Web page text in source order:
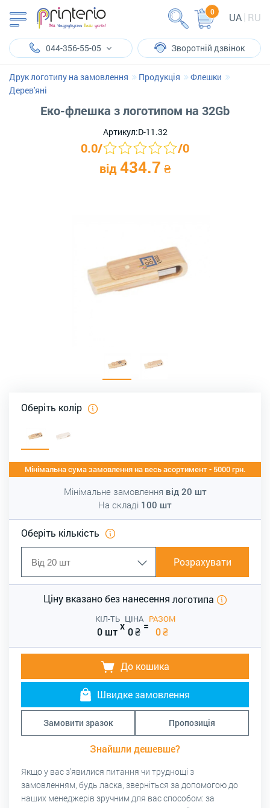
UA RU
0
044-356-55-05 Зворотній дзвінок
Друк логотипу на замовлення Продукція
Флешки
Дерев'яні
Еко-флешка з логотипом на 32Gb
Артикул:D-11.32
0.0/ /0
від434.7 ₴
Оберіть колір
Мінімальна сума замовлення на весь асортимент - 5000 грн.
Мінімальне замовлення від 20 шт
На складі 100 шт
Оберіть кількість
Розрахувати
Ціну вказано без нанесення логотипа
КІЛ-ТЬ
0 штx
ЦІНА
0₴ =
РАЗОМ
0₴
До кошика
Швидке замовлення
Замовити зразок Пропозиція
Знайшли дешевше?
Якщо у вас з’явилися питання чи труднощі з
замовленням, будь ласка, зверніться за допомогою до
наших менеджерів зручним для вас способом: за